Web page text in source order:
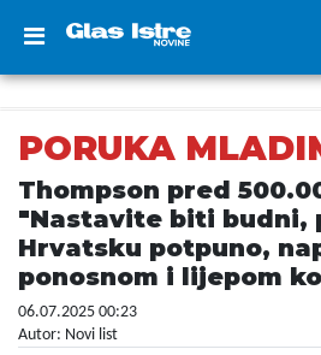
PORUKA
Thompson pred
"Nastavite biti budni,
Hrvatsku potpuno,
ponosnom i lijepom
06.07.2025 00:23
Autor: Novi list